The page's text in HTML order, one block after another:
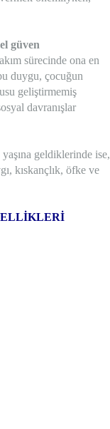
güven
sürecinde ona en
duygu, çocuğun
geliştirmemiş
davranışlar
geldiklerinde ise,
kıskançlık, öfke ve